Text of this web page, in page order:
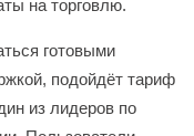
на торговлю.
готовыми
подойдёт тариф
из лидеров по